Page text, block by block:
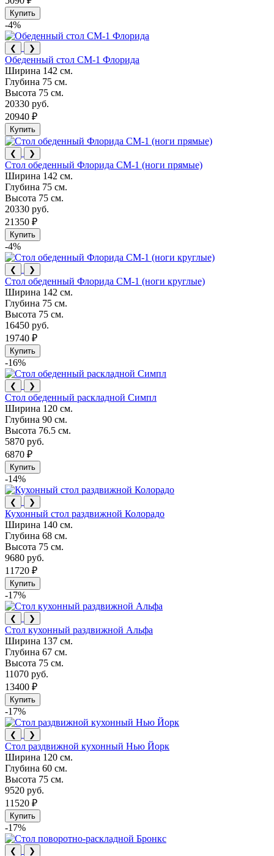
Купить
-4%
❮ ❯
Обеденный стол СМ-1 Флорида
Ширина 142 см.
Глубина 75 см.
Высота 75 см.
20330 руб.
20940 ₽
Купить
❮ ❯
Стол обеденный Флорида СМ-1 (ноги прямые)
Ширина 142 см.
Глубина 75 см.
Высота 75 см.
20330 руб.
21350 ₽
Купить
-4%
❮ ❯
Стол обеденный Флорида СМ-1 (ноги круглые)
Ширина 142 см.
Глубина 75 см.
Высота 75 см.
16450 руб.
19740 ₽
Купить
-16%
❮ ❯
Стол обеденный раскладной Симпл
Ширина 120 см.
Глубина 90 см.
Высота 76.5 см.
5870 руб.
6870 ₽
Купить
-14%
❮ ❯
Кухонный стол раздвижной Колорадо
Ширина 140 см.
Глубина 68 см.
Высота 75 см.
9680 руб.
11720 ₽
Купить
-17%
❮ ❯
Стол кухонный раздвижной Альфа
Ширина 137 см.
Глубина 67 см.
Высота 75 см.
11070 руб.
13400 ₽
Купить
-17%
❮ ❯
Стол раздвижной кухонный Нью Йорк
Ширина 120 см.
Глубина 60 см.
Высота 75 см.
9520 руб.
11520 ₽
Купить
-17%
❮ ❯